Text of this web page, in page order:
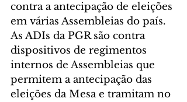
contra a antecipação de eleições
em várias Assembleias do país.
As ADIs da PGR são contra
dispositivos de regimentos
internos de Assembleias que
permitem a antecipação das
eleições da Mesa e tramitam no